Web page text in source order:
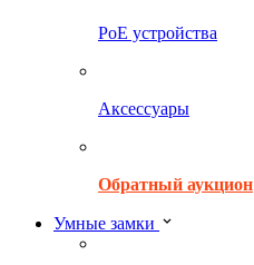
PoE устройства
Аксессуары
Обратный аукцион
Умные замки